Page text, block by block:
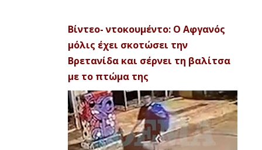
Βίντεο- ντοκουμέντο: Ο Αφγανός
μόλις έχει σκοτώσει την
Βρετανίδα και σέρνει τη βαλίτσα
με το πτώμα της